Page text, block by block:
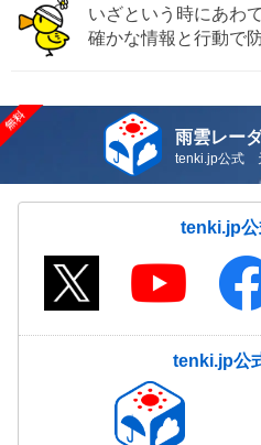
いざという時にあわ
確かな情報と行動で
雨雲レー
tenki.jp公式
tenki.jp公
tenki.jp公